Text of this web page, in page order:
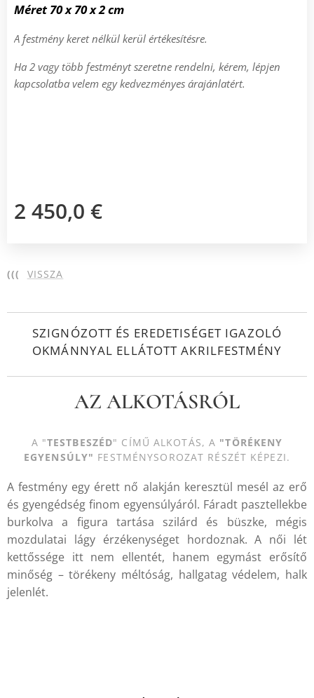
Méret70 x 70 x 2 cm
A festmény keret nélkül kerül értékesítésre.
Ha 2 vagy több festményt szeretne rendelni, kérem, lépjen
kapcsolatba velem egy kedvezményes árajánlatért.
2 450,0 €
((( VISSZA
SZIGNÓZOTT ÉS EREDETISÉGET IGAZOLÓ
OKMÁNNYAL ELLÁTOTT AKRILFESTMÉNY
AZ ALKOTÁSRÓL
A "TESTBESZÉD" CÍMŰ ALKOTÁS, A "TÖRÉKENY
EGYENSÚLY" FESTMÉNYSOROZAT RÉSZÉT KÉPEZI.
A festmény egy érett nő alakján keresztül mesél az erő
és gyengédség finom egyensúlyáról. Fáradt pasztellekbe
burkolva a figura tartása szilárd és büszke, mégis
mozdulatai lágy érzékenységet hordoznak. A női lét
kettőssége itt nem ellentét, hanem egymást erősítő
minőség – törékeny méltóság, hallgatag védelem, halk
jelenlét.